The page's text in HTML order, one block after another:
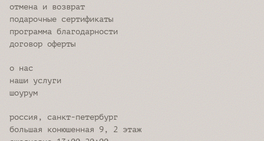
отмена и возврат
подарочные сертификаты
программа благодарности
договор оферты
о нас
наши услуги
шоурум
россия, санкт-петербург
большая конюшенная 9, 2 этаж